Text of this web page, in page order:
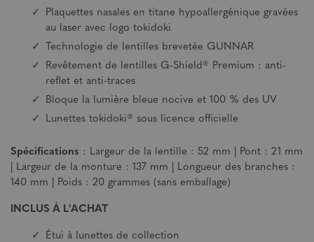
Plaquettes nasales en titane hypoallergénique gravées
au laser avec logo tokidoki
Technologie de lentilles brevetée GUNNAR
Revêtement de lentilles G-Shield® Premium : anti-
reflet et anti-traces
Bloque la lumière bleue nocive et 100 % des UV
Lunettes tokidoki® sous licence officielle
Spécifications : Largeur de la lentille : 52 mm | Pont : 21 mm
| Largeur de la monture : 137 mm | Longueur des branches :
140 mm | Poids : 20 grammes (sans emballage)
INCLUS À L'ACHAT
Étui à lunettes de collection